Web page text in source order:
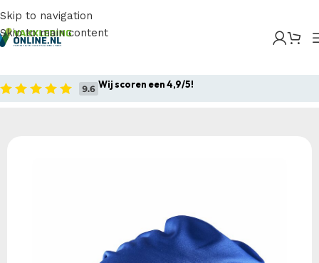
Skip to navigation
Skip to main content
Wij scoren een 4,9/5!
Jersey High Hat